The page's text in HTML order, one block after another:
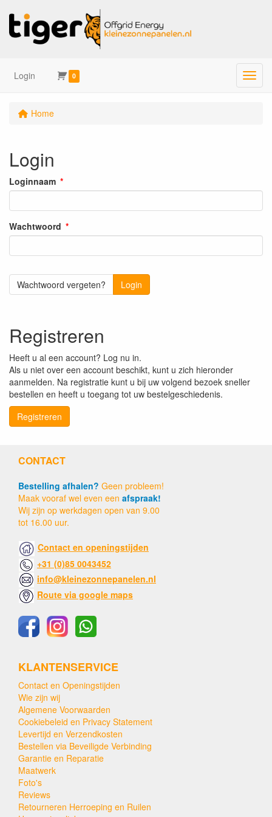
Login 0 Menu
Home
Login
Loginnaam
Wachtwoord
Wachtwoord vergeten? Login
Registreren
Heeft u al een account? Log nu in.
Als u niet over een account beschikt, kunt u zich hieronder
aanmelden. Na registratie kunt u bij uw volgend bezoek sneller
bestellen en heeft u toegang tot uw bestelgeschiedenis.
Registreren
CONTACT
Bestelling afhalen? Geen probleem!
Maak vooraf wel even een afspraak!
Wij zijn op werkdagen open van 9.00
tot 16.00 uur.
Contact en openingstijden
+31 (0)85 0043452
info@kleinezonnepanelen.nl
Route via google maps
KLANTENSERVICE
Contact en Openingstijden
Wie zijn wij
Algemene Voorwaarden
Cookiebeleid en Privacy Statement
Levertijd en Verzendkosten
Bestellen via Beveiligde Verbinding
Garantie en Reparatie
Maatwerk
Foto's
Reviews
Retourneren Herroeping en Ruilen